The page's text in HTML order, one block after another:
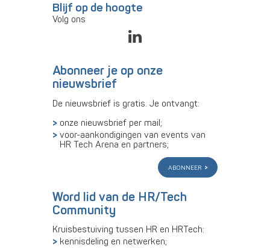
Blijf op de hoogte
Volg ons
Abonneer je op onze
nieuwsbrief
De nieuwsbrief is gratis. Je ontvangt:
onze nieuwsbrief per mail;
voor-aankondigingen van events van
HR Tech Arena en partners;
abonneer
Word lid van de HR/Tech
Community
Kruisbestuiving tussen HR en HRTech:
kennisdeling en netwerken;